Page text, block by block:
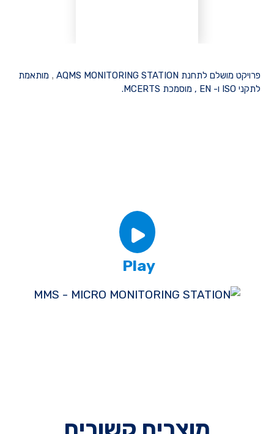
פרויקט מושלם לתחנת AQMS MONITORING STATION , מותאמת
לתקני ISO ו- EN , מוסמכת MCERTS.
Play